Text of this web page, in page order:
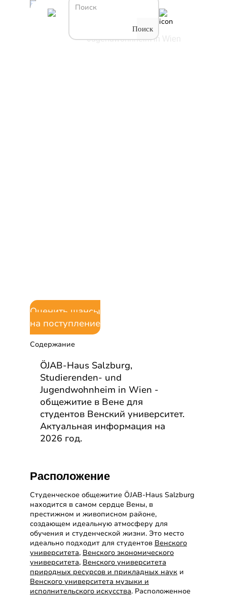
Поиск
Общежития
Студенческое общежитие в
Вене — ÖJAB-Haus
Salzburg, Studierenden- und
Jugendwohnheim in Wien
Оценить шансы
на поступление
Содержание
ÖJAB-Haus Salzburg,
Studierenden- und
Jugendwohnheim in Wien -
общежитие в Вене для
студентов Венский университет.
Актуальная информация на
2026 год.
Расположение
Студенческое общежитие ÖJAB-Haus Salzburg
находится в самом сердце Вены, в
престижном и живописном районе,
создающем идеальную атмосферу для
обучения и студенческой жизни. Это место
идеально подходит для студентов Венского
университета, Венского экономического
университета, Венского университета
природных ресурсов и прикладных наук и
Венского университета музыки и
исполнительского искусства. Расположенное